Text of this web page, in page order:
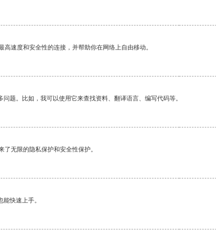
速度和安全性的连接，并帮助你在网络上自由移动。
题。比如，我可以使用它来查找资料、翻译语言、编写代码等。
无限的隐私保护和安全性保护。
快速上手。